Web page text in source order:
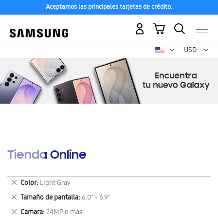
Aceptamos las principales tarjetas de crédito.
USD -
dólar
Mi carrito
Tienda Online
Color Light Gray
Eliminar
este
artículo
Tamaño de pantalla 6.0" - 6.9"
Eliminar
este
Camara 24MP o más
Eliminar